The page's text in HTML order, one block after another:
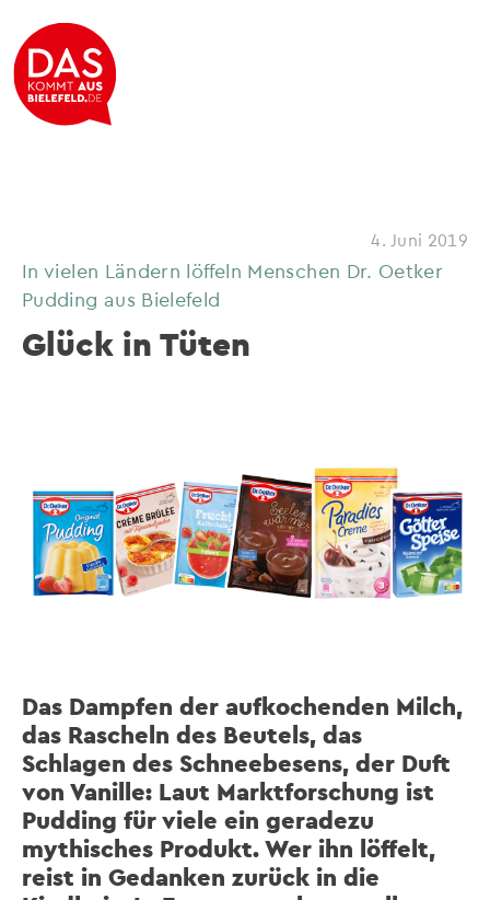
4. Juni 2019
In vielen Ländern löffeln Menschen Dr. Oetker
Pudding aus Bielefeld
Glück in Tüten
Das Dampfen der aufkochenden Milch,
das Rascheln des Beutels, das
Schlagen des Schneebesens, der Duft
von Vanille: Laut Marktforschung ist
Pudding für viele ein geradezu
mythisches Produkt. Wer ihn löffelt,
reist in Gedanken zurück in die